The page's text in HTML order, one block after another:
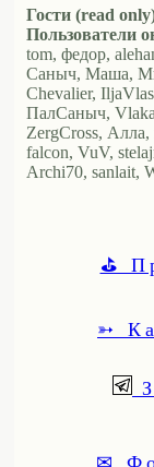
Гости (read
Пользователи
tom, федор,
Саныч, Маша,
Chevalier,
ПалСаныч,
ZergCross,
falcon, VuV,
Archi70, sanlait,
⛳
➳
✉